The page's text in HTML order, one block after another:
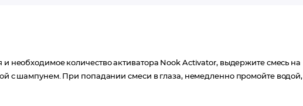
и необходимое количество активатора Nook Activator, выдержите смесь на
с шампунем. При попадании смеси в глаза, немедленно промойте водой,